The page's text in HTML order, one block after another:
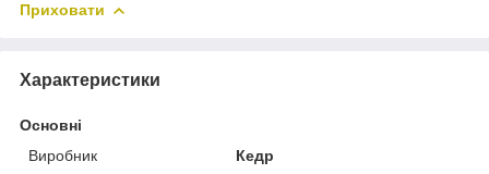
Приховати
Характеристики
Основні
Виробник
Кедр